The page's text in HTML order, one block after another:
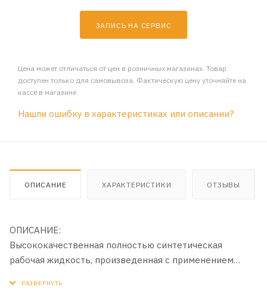
ЗАПИСЬ НА СЕРВИС
Цена может отличаться от цен в розничных магазинах. Товар
доступен только для самовывоза. Фактическую цену уточняйте на
кассе в магазине
Нашли ошибку в характеристиках или описании?
ОПИСАНИЕ ХАРАКТЕРИСТИКИ ОТЗЫВЫ
ОПИСАНИЕ:
Высококачественная полностью синтетическая
рабочая жидкость, произведенная с применением